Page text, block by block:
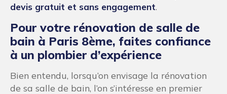
devis gratuit et sans engagement.
Pour votre rénovation de salle de
bain à Paris 8ème, faites confiance
à un plombier d’expérience
Bien entendu, lorsqu’on envisage la rénovation
de sa salle de bain, l’on s’intéresse en premier